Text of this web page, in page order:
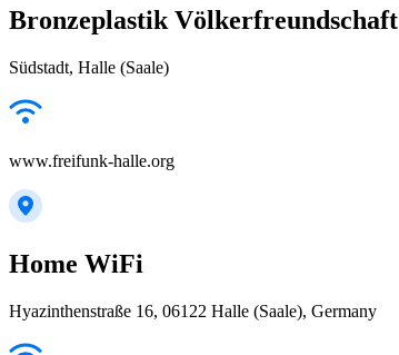
Bronzeplastik
Südstadt, Halle (Saale)
www.freifunk-halle.org
Home WiFi
Hyazinthenstraße 16, 06122 Halle (Saale), Germany